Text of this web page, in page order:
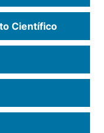
Científico